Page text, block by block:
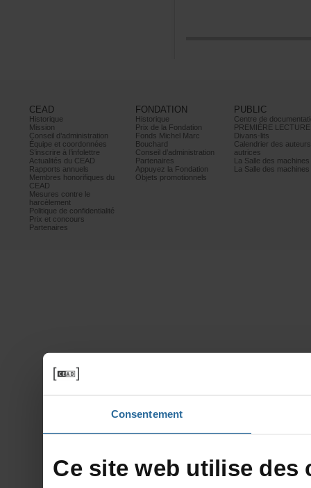
Consentement
CEAD
Historique
Mission
Conseild’administration
Équipeetcoordonnées
S’inscrireàl’infolettre
ActualitésduCEAD
Rapportsannuels
Membreshonorifiquesdu
CEAD
Mesurescontrele
harcèlement
Politiquedeconfidentialité
Prixetconcours
Partenaires
FONDATION
Historique
PrixdelaFondation
FondsMichelMarc
Bouchard
Conseild’administration
Partenaires
AppuyezlaFondation
Objetspromotionnels
PUBLIC
PREMIÈRELECTURE
Divans-lits
autrices